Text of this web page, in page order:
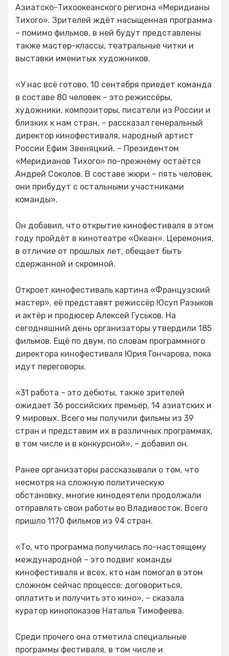
Азиатско-Тихоокеанского региона «Меридианы
Тихого». Зрителей ждёт насыщенная программа
– помимо фильмов, в ней будут представлены
также мастер-классы, театральные читки и
выставки именитых художников.
«У нас всё готово. 10 сентября приедет команда
в составе 80 человек – это режиссёры,
художники, композиторы, писатели из России и
близких к нам стран, – рассказал генеральный
директор кинофестиваля, народный артист
России Ефим Звеняцкий. – Президентом
«Меридианов Тихого» по-прежнему остаётся
Андрей Соколов. В составе жюри – пять человек,
они прибудут с остальными участниками
команды».
Он добавил, что открытие кинофестиваля в этом
году пройдёт в кинотеатре «Океан». Церемония,
в отличие от прошлых лет, обещает быть
сдержанной и скромной.
Откроет кинофестиваль картина «Французский
мастер», её представят режиссёр Юсуп Разыков
и актёр и продюсер Алексей Гуськов. На
сегодняшний день организаторы утвердили 185
фильмов. Ещё по двум, по словам программного
директора кинофестиваля Юрия Гончарова, пока
идут переговоры.
«31 работа – это дебюты, также зрителей
ожидает 36 российских премьер, 14 азиатских и
9 мировых. Всего мы получили фильмы из 39
стран и представим их в различных программах,
в том числе и в конкурсной», – добавил он.
Ранее организаторы рассказывали о том, что
несмотря на сложную политическую
обстановку, многие кинодеятели продолжали
отправлять свои работы во Владивосток. Всего
пришло 1170 фильмов из 94 стран.
«То, что программа получилась по-настоящему
международной – это подвиг команды
кинофестиваля и всех, кто нам помогал в этом
сложном сейчас процессе: договориться,
оплатить и получить это кино», – сказала
куратор кинопоказов Наталья Тимофеева.
Среди прочего она отметила специальные
программы фестиваля, в том числе и